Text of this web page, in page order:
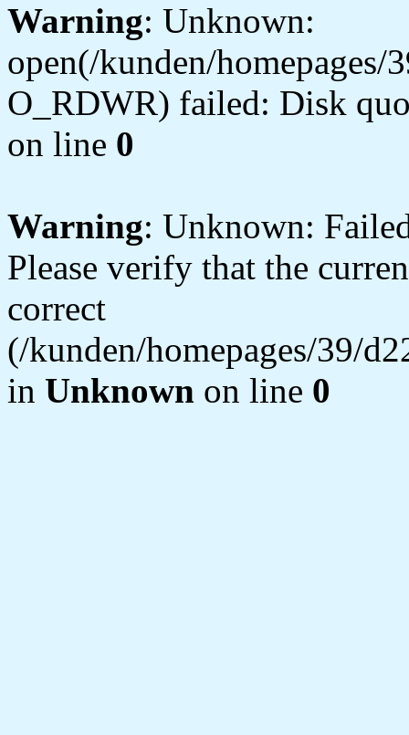
Warning: Unknown:
open(/kunden/
O_RDWR) failed: Disk
on line 0
Warning: Unknown:
Please verify that the
correct
(/kunden/homepages/39/
in Unknown on line 0